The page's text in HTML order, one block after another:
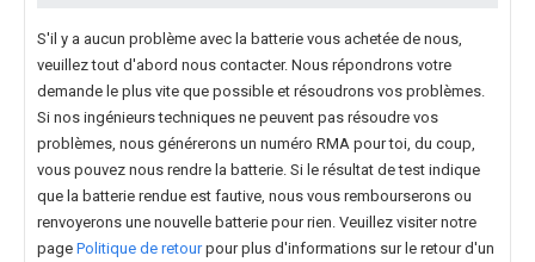
S'il y a aucun problème avec la batterie vous achetée de nous,
veuillez tout d'abord nous contacter. Nous répondrons votre
demande le plus vite que possible et résoudrons vos problèmes.
Si nos ingénieurs techniques ne peuvent pas résoudre vos
problèmes, nous générerons un numéro RMA pour toi, du coup,
vous pouvez nous rendre la batterie. Si le résultat de test indique
que la batterie rendue est fautive, nous vous rembourserons ou
renvoyerons une nouvelle batterie pour rien. Veuillez visiter notre
page Politique de retourpour plus d'informations sur le retour d'un